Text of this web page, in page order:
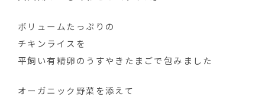
ボリュームたっぷりの
チキンライスを
平飼い有精卵のうすやきたまごで包みました
オーガニック野菜を添えて